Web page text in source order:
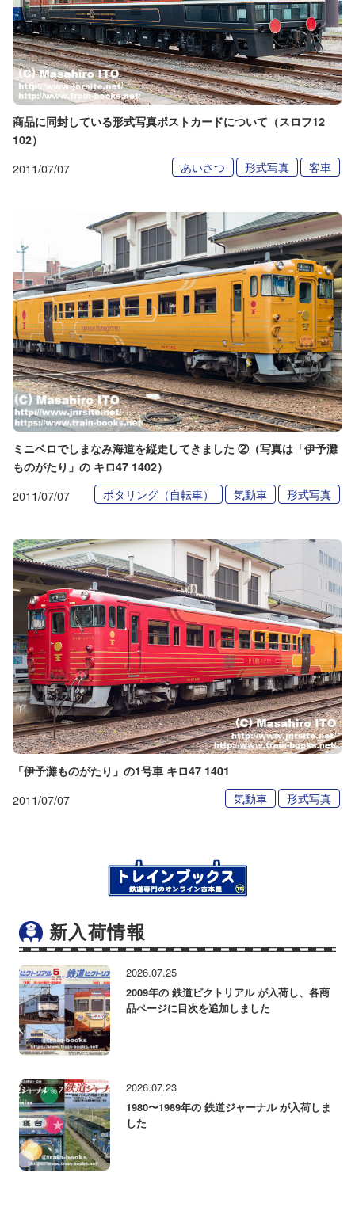
商品に同封している形式写真ポストカードについて（スロフ12
102）
2011/07/07 あいさつ 形式写真 客車
ミニベロでしまなみ海道を縦走してきました ②（写真は「伊予灘
ものがたり」の キロ47 1402）
2011/07/07 ポタリング（自転車） 気動車 形式写真
「伊予灘ものがたり」の1号車 キロ47 1401
2011/07/07 気動車 形式写真
新入荷情報
2026.07.25
2009年の 鉄道ピクトリアル が入荷し、各商
品ページに目次を追加しました
2026.07.23
1980〜1989年の 鉄道ジャーナル が入荷しま
した